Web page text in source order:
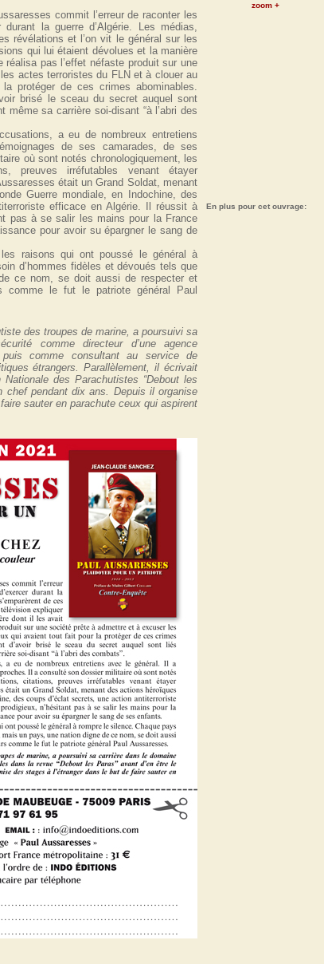
commit l’erreur de raconter les
la guerre d’Algérie. Les médias,
révélations et l’on vit le général sur les
qui lui étaient dévolues et la manière
pas l’effet néfaste produit sur une
actes terroristes du FLN et à clouer au
protéger de ces crimes abominables.
brisé le sceau du secret auquel sont
même sa carrière soi-disant “à l’abri des
a eu de nombreux entretiens
de ses camarades, de ses
où sont notés chronologiquement, les
preuves irréfutables venant étayer
était un Grand Soldat, menant
Guerre mondiale, en Indochine, des
efficace en Algérie. Il réussit à
pas à se salir les mains pour la France
pour avoir su épargner le sang de
les raisons qui ont poussé le général à
d’hommes fidèles et dévoués tels que
ce nom, se doit aussi de respecter et
comme le fut le patriote général Paul
des troupes de marine, a poursuivi sa
comme directeur d’une agence
comme consultant au service de
étrangers. Parallèlement, il écrivait
des Parachutistes “Debout les
chef pendant dix ans. Depuis il organise
sauter en parachute ceux qui aspirent
zoom +
En plus pour cet ouvrage: